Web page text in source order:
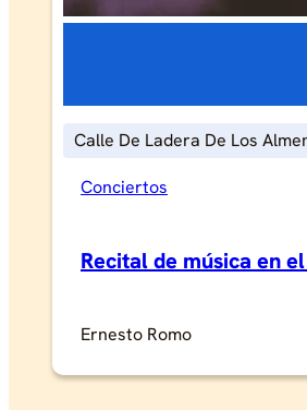
Calle De Ladera De Los
Conciertos
Recital de música en
Ernesto Romo